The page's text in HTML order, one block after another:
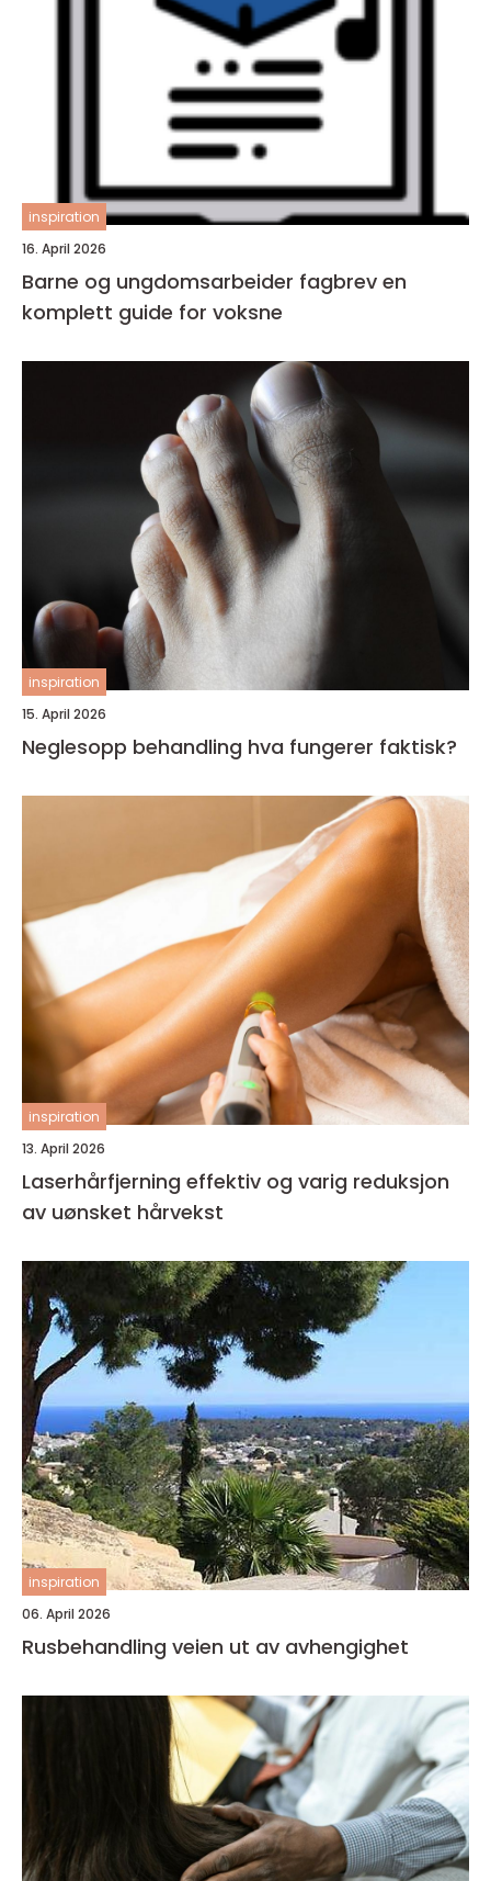
inspiration
16. April 2026
Barne og ungdomsarbeider fagbrev en
komplett guide for voksne
inspiration
15. April 2026
Neglesopp behandling hva fungerer faktisk?
inspiration
13. April 2026
Laserhårfjerning effektiv og varig reduksjon
av uønsket hårvekst
inspiration
06. April 2026
Rusbehandling veien ut av avhengighet